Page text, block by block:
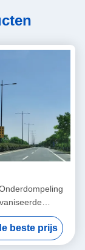
- 30mm Dikte
beste prijs